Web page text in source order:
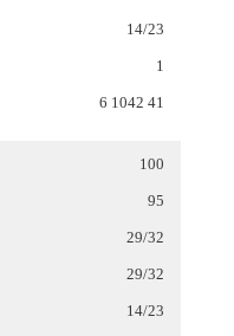
14/23
1
6 1042 41
100
95
29/32
29/32
14/23